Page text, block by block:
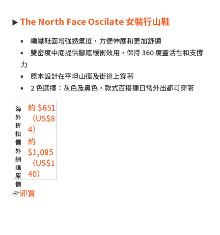
► The North Face Oscilate 女裝行山鞋
編織鞋面增強透氣度，方便伸展和更加舒適
雙密度中底提供腳底緩衝效用，保持 360 度靈活性和支撐
力
原本設計在平坦山徑及街道上穿著
2 色選擇：灰色及黑色，款式百搭連日常外出都可穿著
約 $651
（US$8
4）
約
$1,085
（US$1
40）
☞即買